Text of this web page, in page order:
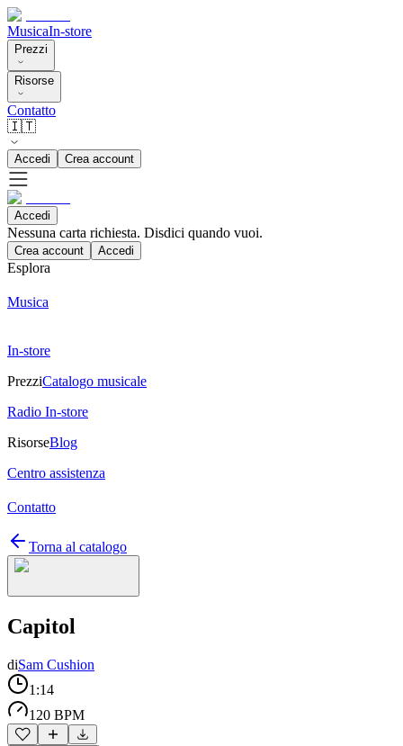
MusicaIn-store
Prezzi
Risorse
Contatto
🇮🇹
Accedi Crea account
Accedi
Nessuna carta richiesta. Disdici quando vuoi.
Crea account Accedi
Esplora
Musica
In-store
PrezziCatalogo musicale
Radio In-store
RisorseBlog
Centro assistenza
Contatto
Torna al catalogo
Capitol
diSam Cushion
1:14
120 BPM